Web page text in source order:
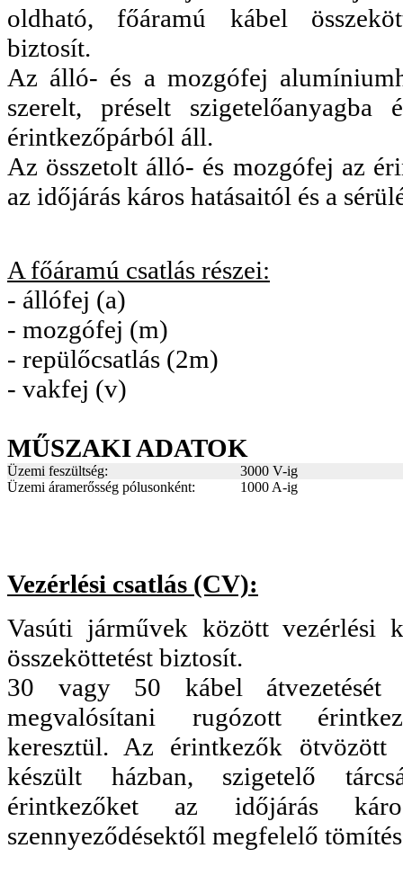
oldható, főáramú kábel
biztosít.
Az álló- és a mozgófej
szerelt, préselt szigetelőanyagba
érintkezőpárból áll.
Az összetolt álló- és mozgófej az
az időjárás káros hatásaitól és a
A főáramú csatlás részei:
- állófej (a)
- mozgófej (m)
- repülőcsatlás (2m)
- vakfej (v)
MŰSZAKI ADATOK
Üzemi feszültség:
3000 V-ig
Üzemi áramerősség pólusonként:
1000 A-ig
Vezérlési csatlás (CV):
Vasúti járművek között vezérlési
összeköttetést biztosít.
30 vagy 50 kábel átvezetését
megvalósítani rugózott
keresztül. Az érintkezők ötvözött
készült házban, szigetelő
érintkezőket az időjárás
szennyeződésektől megfelelő